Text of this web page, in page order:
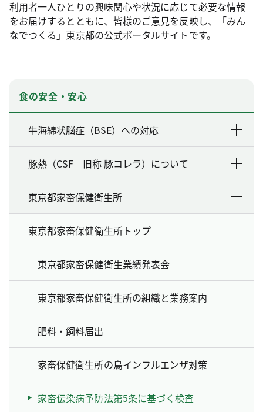
利用者一人ひとりの興味関心や状況に応じて必要な情報
をお届けするとともに、皆様のご意見を反映し、「みん
なでつくる」東京都の公式ポータルサイトです。
食の安全・安心
牛海綿状脳症（BSE）への対応
豚熱（CSF 旧称 豚コレラ）について
東京都家畜保健衛生所
東京都家畜保健衛生所トップ
東京都家畜保健衛生業績発表会
東京都家畜保健衛生所の組織と業務案内
肥料・飼料届出
家畜保健衛生所の鳥インフルエンザ対策
家畜伝染病予防法第5条に基づく検査